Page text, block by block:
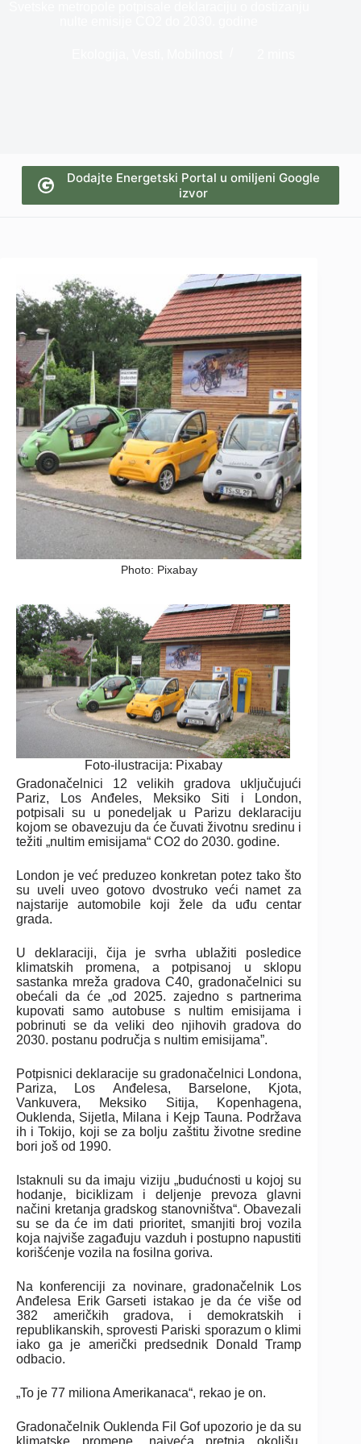
Dodajte Energetski Portal u omiljeni Google
izvor
Photo: Pixabay
Foto-ilustracija: Pixabay
Gradonačelnici 12 velikih gradova uključujući
Pariz, Los Anđeles, Meksiko Siti i London,
potpisali su u ponedeljak u Parizu deklaraciju
kojom se obavezuju da će čuvati životnu sredinu i
težiti „nultim emisijama“ CO2 do 2030. godine.
London je već preduzeo konkretan potez tako što
su uveli uveo gotovo dvostruko veći namet za
najstarije automobile koji žele da uđu centar
grada.
U deklaraciji, čija je svrha ublažiti posledice
klimatskih promena, a potpisanoj u sklopu
sastanka mreža gradova C40, gradonačelnici su
obećali da će „od 2025. zajedno s partnerima
kupovati samo autobuse s nultim emisijama i
pobrinuti se da veliki deo njihovih gradova do
2030. postanu područja s nultim emisijama”.
Potpisnici deklaracije su gradonačelnici Londona,
Pariza, Los Anđelesa, Barselone, Kjota,
Vankuvera, Meksiko Sitija, Kopenhagena,
Ouklenda, Sijetla, Milana i Kejp Tauna. Podržava
ih i Tokijo, koji se za bolju zaštitu životne sredine
bori još od 1990.
Istaknuli su da imaju viziju „budućnosti u kojoj su
hodanje, biciklizam i deljenje prevoza glavni
načini kretanja gradskog stanovništva“. Obavezali
su se da će im dati prioritet, smanjiti broj vozila
koja najviše zagađuju vazduh i postupno napustiti
korišćenje vozila na fosilna goriva.
Na konferenciji za novinare, gradonačelnik Los
Anđelesa Erik Garseti istakao je da će više od
382 američkih gradova, i demokratskih i
republikanskih, sprovesti Pariski sporazum o klimi
iako ga je američki predsednik Donald Tramp
odbacio.
„To je 77 miliona Amerikanaca“, rekao je on.
Gradonačelnik Ouklenda Fil Gof upozorio je da su